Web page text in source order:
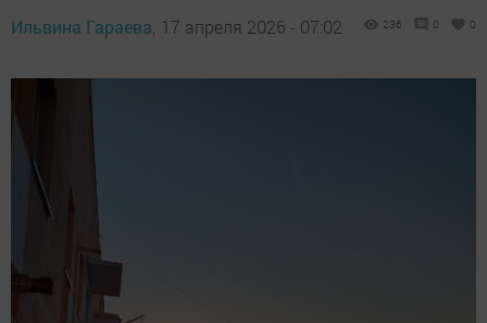
Ильвина Гараева, 17 апреля 2026 - 07:02 236 0 0